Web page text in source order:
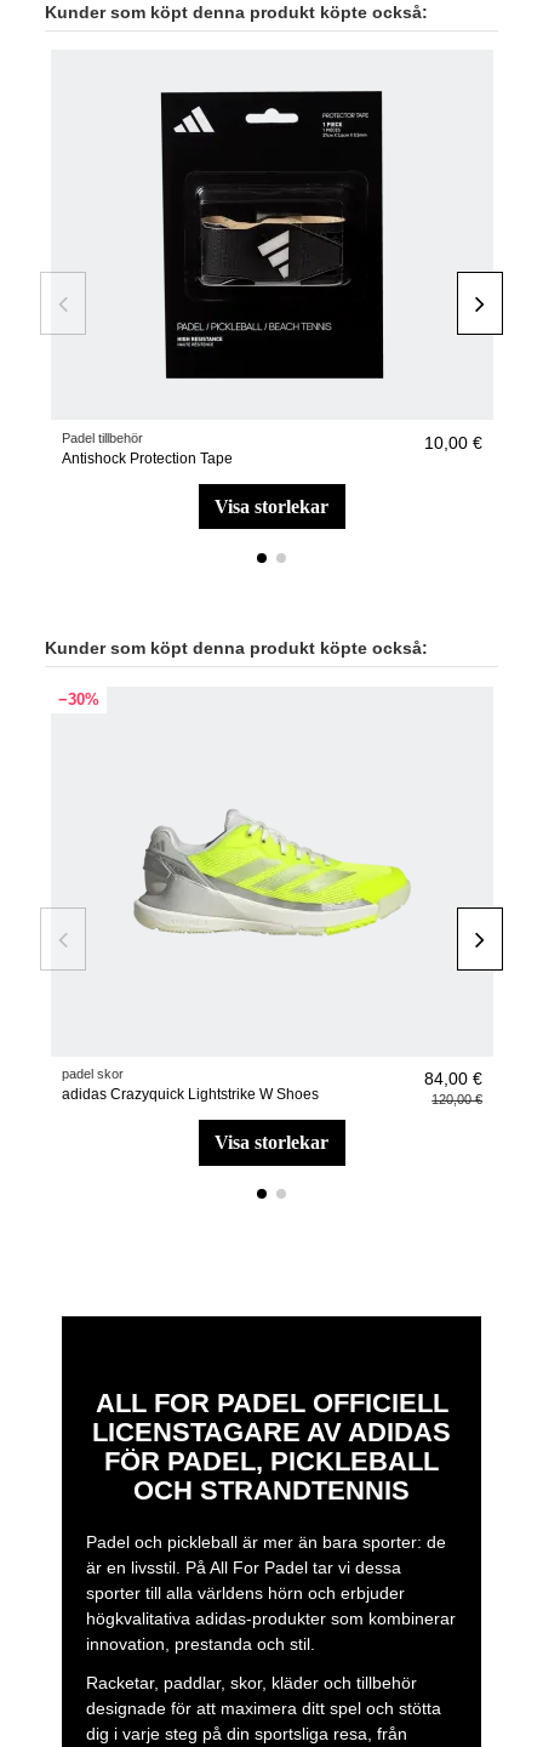
Kunder som köpt denna produkt köpte också:
Padel tillbehör
Antishock Protection Tape
10,00 €
visa storlekar
Kunder som köpt denna produkt köpte också:
−30%
padel skor
adidas Crazyquick Lightstrike W Shoes
84,00 €
120,00 €
visa storlekar
ALL FOR PADEL OFFICIELL
LICENSTAGARE AV ADIDAS
FÖR PADEL, PICKLEBALL
OCH STRANDTENNIS
Padel och pickleball är mer än bara sporter: de
är en livsstil. På All For Padel tar vi dessa
sporter till alla världens hörn och erbjuder
högkvalitativa adidas-produkter som kombinerar
innovation, prestanda och stil.
Racketar, paddlar, skor, kläder och tillbehör
designade för att maximera ditt spel och stötta
dig i varje steg på din sportsliga resa, från